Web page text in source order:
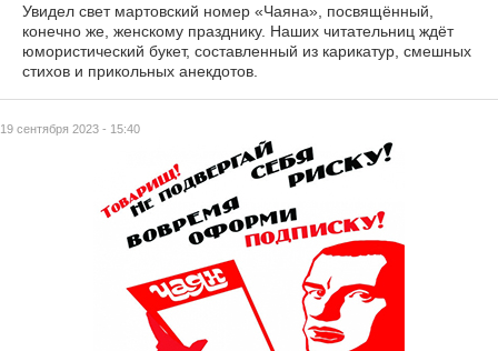
19 сентября 2023 - 15:40
Увидел свет мартовский номер «Чаяна», посвящённый,
конечно же, женскому празднику. Наших читательниц ждёт
юмористический букет, составленный из карикатур, смешных
стихов и прикольных анекдотов.